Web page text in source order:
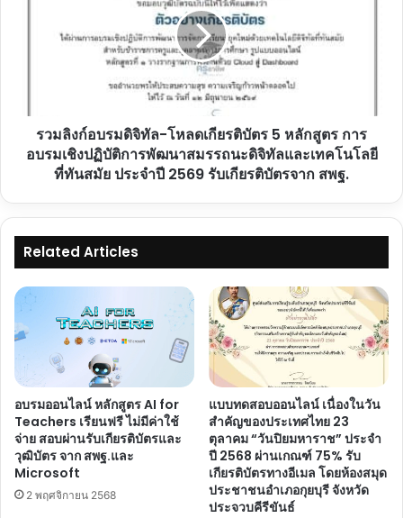
จุฬาลงกรณ์
จาก
หลักสูตร
อบรม
การ
สมรรถนะ
และ
เทคโนโลยี
ที่
ทัน
สมัย
ประจำ
2569
รับ
เกียรติ
บัตร
จาก
รวมลิงก์อบรมดิจิทัล-โหลดเกียรติบัตร 5 หลักสูตร การ
อบรมเชิงปฏิบัติการพัฒนาสมรรถนะดิจิทัลและเทคโนโลยี
ที่ทันสมัย ประจำปี 2569 รับเกียรติบัตรจาก สพฐ.
Related Articles
อบรมออนไลน์ หลักสูตร AI for
Teachers เรียนฟรี ไม่มีค่าใช้
จ่าย สอบผ่านรับเกียรติบัตรและ
วุฒิบัตร จาก สพฐ.และ
Microsoft
2 พฤศจิกายน 2568
แบบทดสอบออนไลน์ เนื่องในวัน
สำคัญของประเทศไทย 23
ตุลาคม “วันปิยมหาราช” ประจำ
ปี 2568 ผ่านเกณฑ์ 75% รับ
เกียรติบัตรทางอีเมล โดยห้องสมุด
ประชาชนอำเภอกุยบุรี จังหวัด
ประจวบคีรีขันธ์